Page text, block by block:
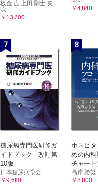
長期点眼治療での注意
緑内障点眼により角膜
長期点眼治療での注意
処方した点眼薬が妙に
長期点眼治療での注意
検査入院でアドヒアラ
長期点眼治療での注意点
手術治療を必要とした
長期点眼治療での注意
線維柱帯切除術中に水
長期点眼治療での注意
糖尿病に併発した開放
手術と周術期管理／レー
板金 広 上田 剛士 矢
吹...
￥13,200
￥4,840
7
糖尿病専門医研修ガ
イドブック 改訂第
10版
日本糖尿病学会
￥9,680
8
ホスピ
めの内科
チャート
髙岸 勝繁
￥8,800